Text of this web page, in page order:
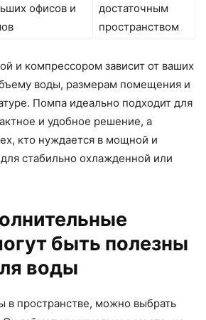
офисов и
достаточным
пространством
и компрессором зависит от ваших
воды, размерам помещения и
Помпа идеально подходит для
и удобное решение, а
кто нуждается в мощной и
стабильно охлажденной или
быть полезны
воды
в пространстве, можно выбрать